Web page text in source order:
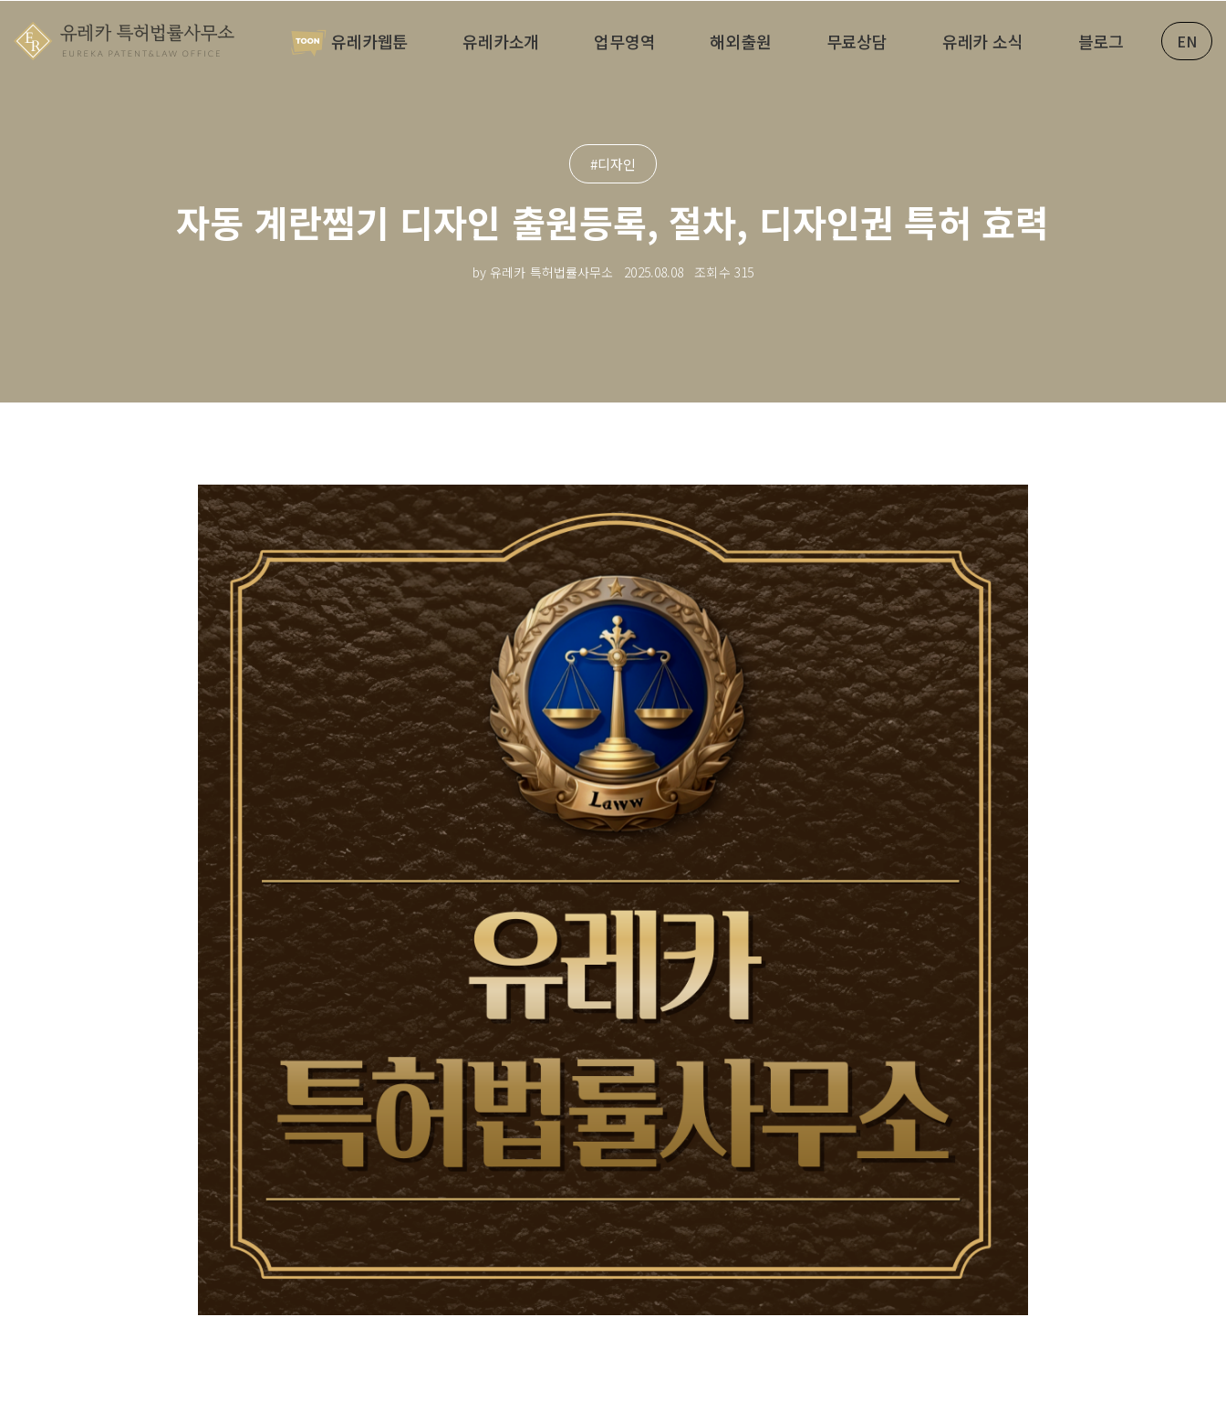
유레카웹툰 유레카소개 업무영역 해외출원 무료상담 유레카 소식 블로그 EN
#디자인
자동 계란찜기 디자인 출원등록, 절차, 디자인권 특허 효력
by 유레카 특허법률사무소 2025.08.08 조회수 315